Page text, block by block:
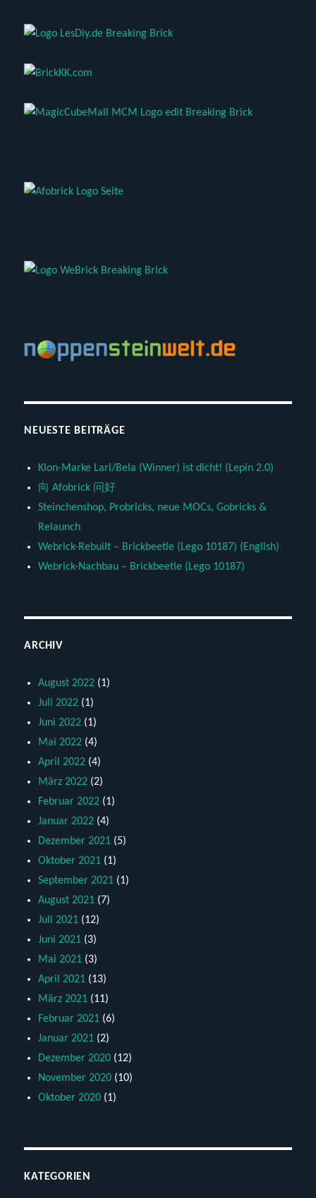
NEUESTE BEITRÄGE
Klon-Marke Lari/Bela (Winner) ist dicht! (Lepin 2.0)
向 Afobrick 问好
Steinchenshop, Probricks, neue MOCs, Gobricks &
Relaunch
Webrick-Rebuilt – Brickbeetle (Lego 10187) (English)
Webrick-Nachbau – Brickbeetle (Lego 10187)
ARCHIV
August 2022 (1)
Juli 2022 (1)
Juni 2022 (1)
Mai 2022 (4)
April 2022 (4)
März 2022 (2)
Februar 2022 (1)
Januar 2022 (4)
Dezember 2021 (5)
Oktober 2021 (1)
September 2021 (1)
August 2021 (7)
Juli 2021 (12)
Juni 2021 (3)
Mai 2021 (3)
April 2021 (13)
März 2021 (11)
Februar 2021 (6)
Januar 2021 (2)
Dezember 2020 (12)
November 2020 (10)
Oktober 2020 (1)
KATEGORIEN